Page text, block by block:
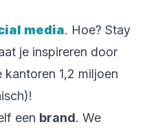
media. Hoe? Stay
je inspireren door
1,2 miljoen
een brand. We